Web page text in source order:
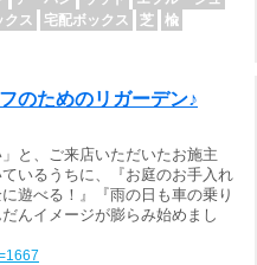
クス 宅配ボックス 芝
楡
のためのリガーデン♪
と、ご来店いただいたお施主
いるうちに、『お庭のお手入れ
遊べる！』『雨の日も車の乗り
んイメージが膨らみ始めまし